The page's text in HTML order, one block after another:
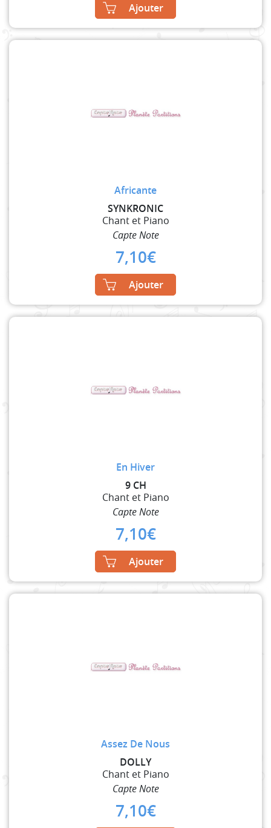
Ajouter
Africante
SYNKRONIC
Chant et Piano
Capte Note
7,10€
Ajouter
En Hiver
9 CH
Chant et Piano
Capte Note
7,10€
Ajouter
Assez De Nous
DOLLY
Chant et Piano
Capte Note
7,10€